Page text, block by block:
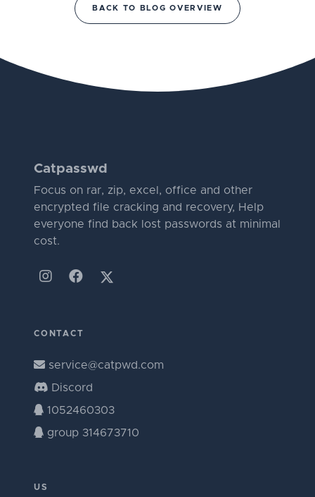
BACK TO BLOG OVERVIEW
Catpasswd
Focus on rar, zip, excel, office and other
encrypted file cracking and recovery, Help
everyone find back lost passwords at minimal
cost.
CONTACT
service@catpwd.com
Discord
1052460303
group 314673710
US